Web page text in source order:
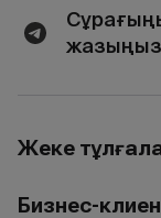
жазыңыз
Жеке
Бизнес-